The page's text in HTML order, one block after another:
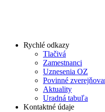
Rychlé odkazy
Tlačivá
Zamestnanci
Uznesenia OZ
Povinné
Aktuality
Uradná tabuľa
Kontaktné údaje